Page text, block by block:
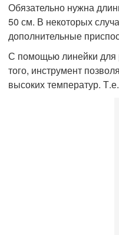
Обязательно нужна
50 см. В некоторых
дополнительные
С помощью линейки для
того, инструмент
высоких температур.